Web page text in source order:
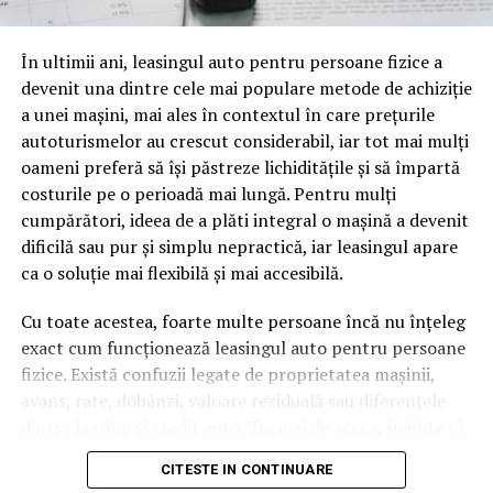
oamenii cu adevărat. Dacă transcrierea ajunge pe o
cuvinte tematice, scrise exact în limbajul în care se
caută.
Apoi vine partea de comportament. O pagină pe care
vizitatorii stau zece, cincisprezece minute ca să
urmărească replay-ul trimite un semnal greu de ignorat.
Google nu îți măsoară direct satisfacția, însă timpul
petrecut, scrollul și revenirile spun ceva despre cât de
util e materialul.
Și mai e ceva ce se uită ușor. Un webinar reușit atrage
linkuri aproape de la sine. Cineva îl menționează într-un
newsletter, altcineva îl citează într-un articol, un
partener îl trimite în comunitatea lui. Fiecare astfel de
tău, iar autoritatea e moneda forte în SEO.
În ultimii ani, leasingul auto pentru persoane fizice a
devenit una dintre cele mai populare metode de achiziție
a unei mașini, mai ales în contextul în care prețurile
autoturismelor au crescut considerabil, iar tot mai mulți
oameni preferă să își păstreze lichiditățile și să împartă
costurile pe o perioadă mai lungă. Pentru mulți
cumpărători, ideea de a plăti integral o mașină a devenit
dificilă sau pur și simplu nepractică, iar leasingul apare
ca o soluție mai flexibilă și mai accesibilă.
Cu toate acestea, foarte multe persoane încă nu înțeleg
exact cum funcționează leasingul auto pentru persoane
fizice. Există confuzii legate de proprietatea mașinii,
avans, rate, dobânzi, valoare reziduală sau diferențele
semnezi orice contract, este important să înțelegi clar
mecanismul acestui tip de finanțare și să știi la ce să fii
CITESTE IN CONTINUARE